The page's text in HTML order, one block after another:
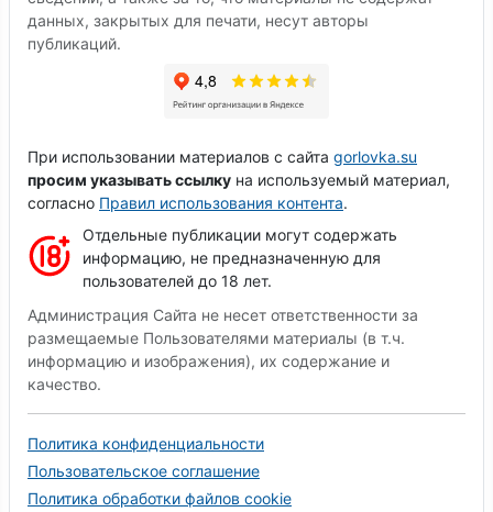
данных, закрытых для печати, несут авторы
публикаций.
При использовании материалов с сайта gorlovka.su
просим указывать ссылку на используемый материал,
согласно Правил использования контента.
Отдельные публикации могут содержать
информацию, не предназначенную для
пользователей до 18 лет.
Администрация Сайта не несет ответственности за
размещаемые Пользователями материалы (в т.ч.
информацию и изображения), их содержание и
качество.
Политика конфиденциальности
Пользовательское соглашение
Политика обработки файлов cookie